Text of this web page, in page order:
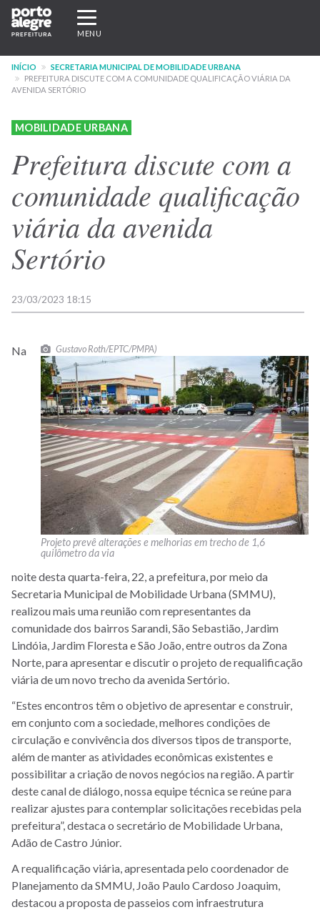
Pular
para
conteúdo
principal
Expandir/recolher
navegação
MENU
INÍCIO
SECRETARIA MUNICIPAL DE MOBILIDADE URBANA
PREFEITURA DISCUTE COM A COMUNIDADE QUALIFICAÇÃO VIÁRIA DA
AVENIDA SERTÓRIO
MOBILIDADE URBANA
Prefeitura discute com a
comunidade qualificação
viária da avenida
Sertório
23/03/2023 18:15
Gustavo Roth/EPTC/PMPA)
Projeto prevê alterações e melhorias em trecho de 1,6
quilômetro da via
Na
noite desta quarta-feira, 22, a prefeitura, por meio da
Secretaria Municipal de Mobilidade Urbana (SMMU),
realizou mais uma reunião com representantes da
comunidade dos bairros Sarandi, São Sebastião, Jardim
Lindóia, Jardim Floresta e São João, entre outros da Zona
Norte, para apresentar e discutir o projeto de requalificação
viária de um novo trecho da avenida Sertório.
“Estes encontros têm o objetivo de apresentar e construir,
em conjunto com a sociedade, melhores condições de
circulação e convivência dos diversos tipos de transporte,
além de manter as atividades econômicas existentes e
possibilitar a criação de novos negócios na região. A partir
deste canal de diálogo, nossa equipe técnica se reúne para
realizar ajustes para contemplar solicitações recebidas pela
prefeitura”, destaca o secretário de Mobilidade Urbana,
Adão de Castro Júnior.
A requalificação viária, apresentada pelo coordenador de
Planejamento da SMMU, João Paulo Cardoso Joaquim,
destacou a proposta de passeios com infraestrutura